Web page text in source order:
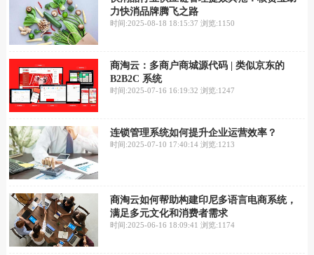
力快消品牌腾飞之路
时间:2025-08-18 18:15:37 浏览:1150
商淘云：多商户商城源代码 | 类似京东的
B2B2C 系统
时间:2025-07-16 16:19:32 浏览:1247
连锁管理系统如何提升企业运营效率？
时间:2025-07-10 17:40:14 浏览:1213
商淘云如何帮助构建印尼多语言电商系统，
满足多元文化和消费者需求
时间:2025-06-16 18:09:41 浏览:1174